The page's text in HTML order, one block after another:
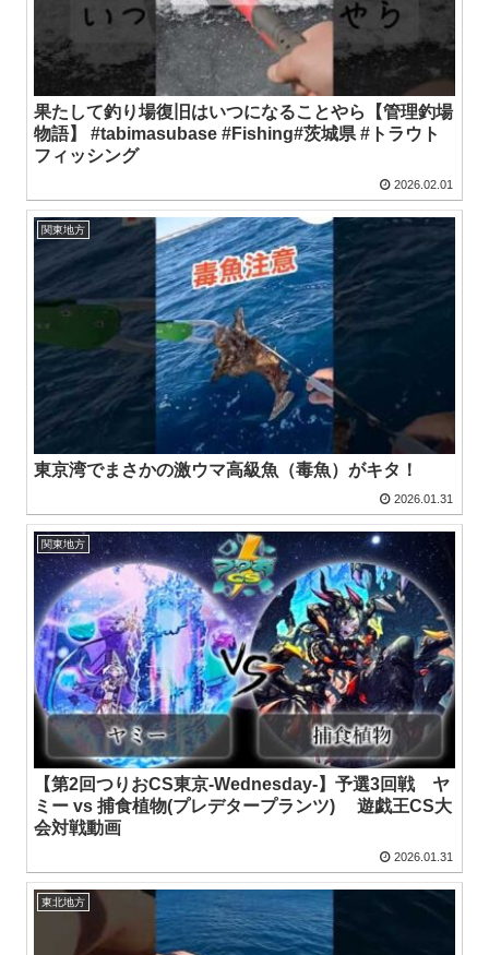
果たして釣り場復旧はいつになることやら【管理釣場
物語】 #tabimasubase #Fishing#茨城県 #トラウト
フィッシング
2026.02.01
関東地方
東京湾でまさかの激ウマ高級魚（毒魚）がキタ！
2026.01.31
関東地方
【第2回つりおCS東京-Wednesday-】予選3回戦 ヤ
ミー vs 捕食植物(プレデタープランツ) 遊戯王CS大
会対戦動画
2026.01.31
東北地方